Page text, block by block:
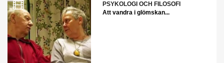
PSYKOLOGI OCH FILOSOFI
Att vandra i glömskan...